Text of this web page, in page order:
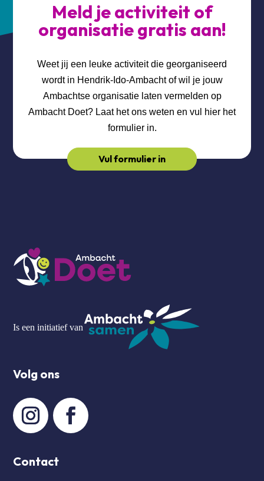
Meld je activiteit of
organisatie gratis aan!
Weet jij een leuke activiteit die georganiseerd
wordt in Hendrik-Ido-Ambacht of wil je jouw
Ambachtse organisatie laten vermelden op
Ambacht Doet? Laat het ons weten en vul hier het
formulier in.
Vul formulier in
Is een initiatief van
Volg ons
Contact